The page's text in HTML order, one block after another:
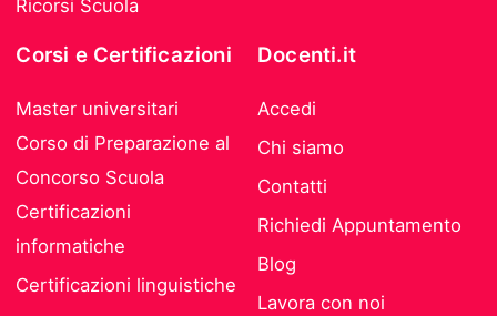
Ricorsi Scuola
Corsi e Certificazioni
Master universitari
Corso di Preparazione al
Concorso Scuola
Certificazioni
informatiche
Certificazioni linguistiche
Docenti.it
Accedi
Chi siamo
Contatti
Richiedi Appuntamento
Blog
Lavora con noi